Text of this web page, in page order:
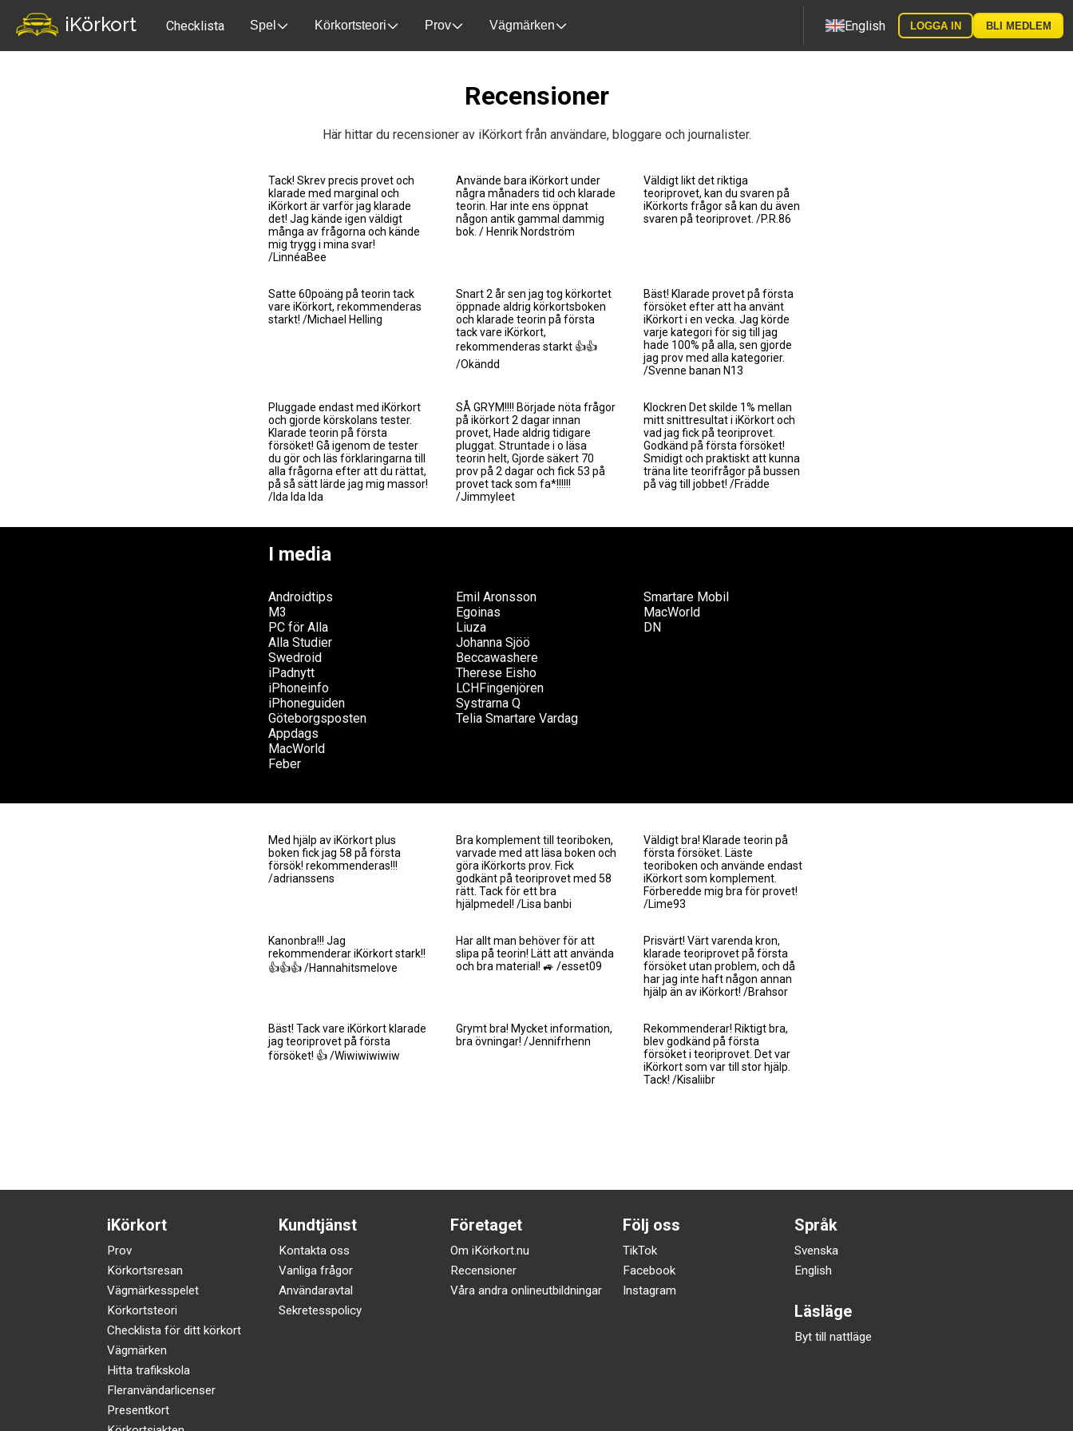
iKörkort Checklista Spel Körkortsteori Prov Vägmärken English LOGGA IN BLI MEDLEM
Recensioner
Här hittar du recensioner av iKörkort från användare, bloggare och journalister.
Tack! Skrev precis provet och
klarade med marginal och
iKörkort är varför jag klarade
det! Jag kände igen väldigt
många av frågorna och kände
mig trygg i mina svar!
/LinnéaBee
Använde bara iKörkort under
några månaders tid och klarade
teorin. Har inte ens öppnat
någon antik gammal dammig
bok. / Henrik Nordström
Väldigt likt det riktiga
teoriprovet, kan du svaren på
iKörkorts frågor så kan du även
svaren på teoriprovet. /P.R.86
Satte 60poäng på teorin tack
vare iKörkort, rekommenderas
starkt! /Michael Helling
Snart 2 år sen jag tog körkortet
öppnade aldrig körkortsboken
och klarade teorin på första
tack vare iKörkort,
rekommenderas starkt 👍👍
/Okändd
Bäst! Klarade provet på första
försöket efter att ha använt
iKörkort i en vecka. Jag körde
varje kategori för sig till jag
hade 100% på alla, sen gjorde
jag prov med alla kategorier.
/Svenne banan N13
Pluggade endast med iKörkort
och gjorde körskolans tester.
Klarade teorin på första
försöket! Gå igenom de tester
du gör och läs förklaringarna till
alla frågorna efter att du rättat,
på så sätt lärde jag mig massor!
/Ida Ida Ida
SÅ GRYM!!!! Började nöta frågor
på ikörkort 2 dagar innan
provet, Hade aldrig tidigare
pluggat. Struntade i o läsa
teorin helt, Gjorde säkert 70
prov på 2 dagar och fick 53 på
provet tack som fa*!!!!!!
/Jimmyleet
Klockren Det skilde 1% mellan
mitt snittresultat i iKörkort och
vad jag fick på teoriprovet.
Godkänd på första försöket!
Smidigt och praktiskt att kunna
träna lite teorifrågor på bussen
på väg till jobbet! /Frädde
I media
Androidtips
M3
PC för Alla
Alla Studier
Swedroid
iPadnytt
iPhoneinfo
iPhoneguiden
Göteborgsposten
Appdags
MacWorld
Feber
Emil Aronsson
Egoinas
Liuza
Johanna Sjöö
Beccawashere
Therese Eisho
LCHFingenjören
Systrarna Q
Telia Smartare Vardag
Smartare Mobil
MacWorld
DN
Med hjälp av iKörkort plus
boken fick jag 58 på första
försök! rekommenderas!!!
/adrianssens
Bra komplement till teoriboken,
varvade med att läsa boken och
göra iKörkorts prov. Fick
godkänt på teoriprovet med 58
rätt. Tack för ett bra
hjälpmedel! /Lisa banbi
Väldigt bra! Klarade teorin på
första försöket. Läste
teoriboken och använde endast
iKörkort som komplement.
Förberedde mig bra för provet!
/Lime93
Kanonbra!!! Jag
rekommenderar iKörkort stark!!
👍👍👍 /Hannahitsmelove
Har allt man behöver för att
slipa på teorin! Lätt att använda
och bra material! 🚙 /esset09
Prisvärt! Värt varenda kron,
klarade teoriprovet på första
försöket utan problem, och då
har jag inte haft någon annan
hjälp än av iKörkort! /Brahsor
Bäst! Tack vare iKörkort klarade
jag teoriprovet på första
försöket! 👍 /Wiwiwiwiwiw
Grymt bra! Mycket information,
bra övningar! /Jennifrhenn
Rekommenderar! Riktigt bra,
blev godkänd på första
försöket i teoriprovet. Det var
iKörkort som var till stor hjälp.
Tack! /Kisaliibr
iKörkort
Prov
Körkortsresan
Vägmärkesspelet
Körkortsteori
Checklista för ditt körkort
Vägmärken
Hitta trafikskola
Fleranvändarlicenser
Presentkort
Kundtjänst
Kontakta oss
Vanliga frågor
Användaravtal
Sekretesspolicy
Företaget
Om iKörkort.nu
Recensioner
Våra andra onlineutbildningar
Följ oss
TikTok
Facebook
Instagram
Språk
Svenska
English
Läsläge
Byt till nattläge